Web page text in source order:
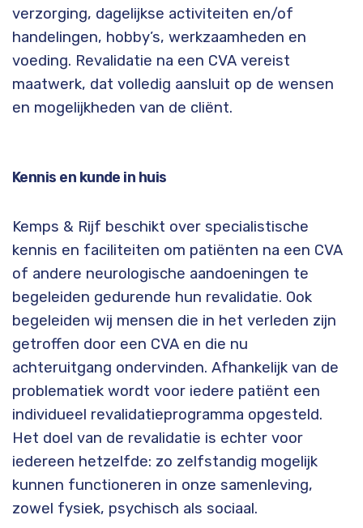
verzorging, dagelijkse activiteiten en/of
handelingen, hobby’s, werkzaamheden en
voeding. Revalidatie na een CVA vereist
maatwerk, dat volledig aansluit op de wensen
en mogelijkheden van de cliënt.
Kennis en kunde in huis
Kemps & Rijf beschikt over specialistische
kennis en faciliteiten om patiënten na een CVA
of andere neurologische aandoeningen te
begeleiden gedurende hun revalidatie. Ook
begeleiden wij mensen die in het verleden zijn
getroffen door een CVA en die nu
achteruitgang ondervinden. Afhankelijk van de
problematiek wordt voor iedere patiënt een
individueel revalidatieprogramma opgesteld.
Het doel van de revalidatie is echter voor
iedereen hetzelfde: zo zelfstandig mogelijk
kunnen functioneren in onze samenleving,
zowel fysiek, psychisch als sociaal.